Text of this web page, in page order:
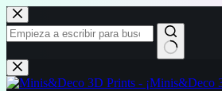
Saltar
al
contenido
Sin
resultados